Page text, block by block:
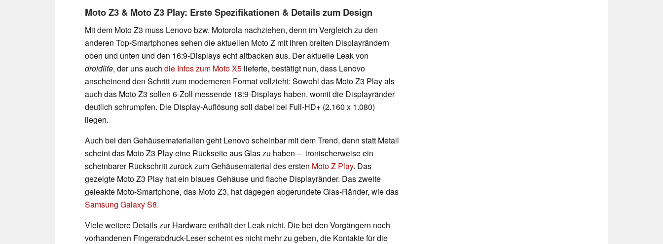
Moto Z3 & Moto Z3 Play: Erste Spezifikationen & Details zum Design
Mit dem Moto Z3 muss Lenovo bzw. Motorola nachziehen, denn im Vergleich zu den
anderen Top-Smartphones sehen die aktuellen Moto Z mit ihren breiten Displayrändern
oben und unten und den 16:9-Displays echt altbacken aus. Der aktuelle Leak von
droidlife, der uns auch die Infos zum Moto X5 lieferte, bestätigt nun, dass Lenovo
anscheinend den Schritt zum moderneren Format vollzieht: Sowohl das Moto Z3 Play als
auch das Moto Z3 sollen 6-Zoll messende 18:9-Displays haben, womit die Displayränder
deutlich schrumpfen. Die Display-Auflösung soll dabei bei Full-HD+ (2.160 x 1.080)
liegen.
Auch bei den Gehäusematerialien geht Lenovo scheinbar mit dem Trend, denn statt Metall
scheint das Moto Z3 Play eine Rückseite aus Glas zu haben – ironischerweise ein
scheinbarer Rückschritt zurück zum Gehäusematerial des ersten Moto Z Play. Das
gezeigte Moto Z3 Play hat ein blaues Gehäuse und flache Displayränder. Das zweite
geleakte Moto-Smartphone, das Moto Z3, hat dagegen abgerundete Glas-Ränder, wie das
Samsung Galaxy S8.
Viele weitere Details zur Hardware enthält der Leak nicht. Die bei den Vorgängern noch
vorhandenen Fingerabdruck-Leser scheint es nicht mehr zu geben, die Kontakte für die